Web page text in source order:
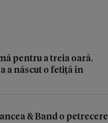
pentru a treia oară.
a născut o fetiță în
& Band o petrecere